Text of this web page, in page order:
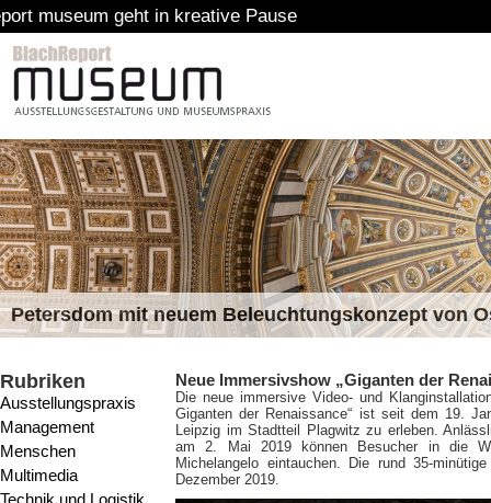
kreative Pause
Petersdom mit neuem Beleuchtungskonzept von
Rubriken
Ausstellungspraxis
Management
Menschen
Multimedia
Technik und Logistik
Neue Immersivshow „Giganten der
Die neue immersive Video- und
Giganten der Renaissance“ ist seit dem 19.
Leipzig im Stadtteil Plagwitz zu erleben.
am 2. Mai 2019 können Besucher in die
Michelangelo eintauchen. Die rund 35-
Dezember 2019.